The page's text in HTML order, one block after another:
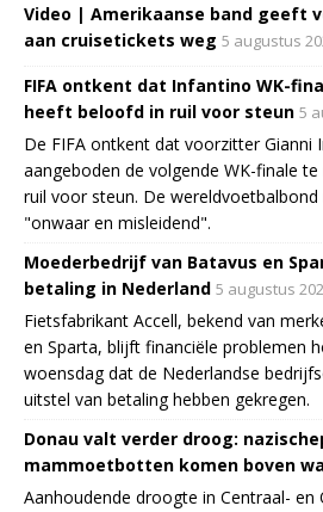
Video | Amerikaanse band geeft
aan cruisetickets weg 5 augustus
FIFA ontkent dat Infantino WK-
heeft beloofd in ruil voor steun 5
De FIFA ontkent dat voorzitter
aangeboden de volgende WK-finale
ruil voor steun. De
"onwaar en misleidend".
Moederbedrijf van Batavus en
betaling in Nederland 5 augustus
Fietsfabrikant Accell, bekend van
en Sparta, blijft financiële problemen
woensdag dat de Nederlandse
uitstel van betaling hebben gekregen.
Donau valt verder droog:
mammoetbotten komen boven
Aanhoudende droogte in Centraal-